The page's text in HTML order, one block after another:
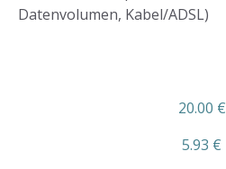
Datenvolumen, Kabel/ADSL)
20.00 €
5.93 €